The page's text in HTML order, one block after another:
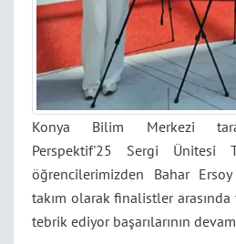
Konya Bilim Merkezi
Perspektif'25 Sergi Ünitesi
öğrencilerimizden Bahar
takım olarak finalistler arasında
tebrik ediyor başarılarının